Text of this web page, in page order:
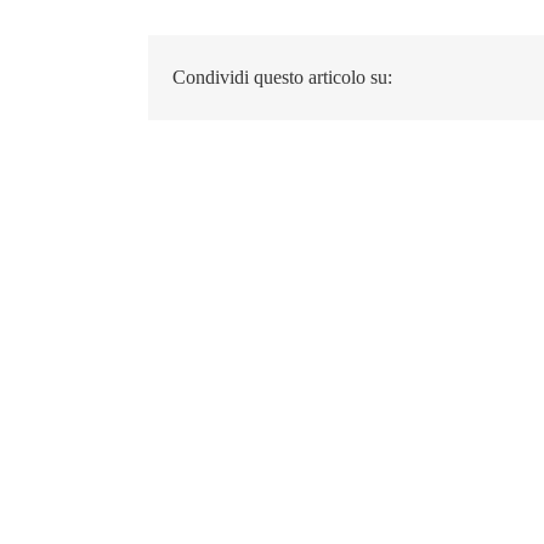
Condividi questo articolo su: